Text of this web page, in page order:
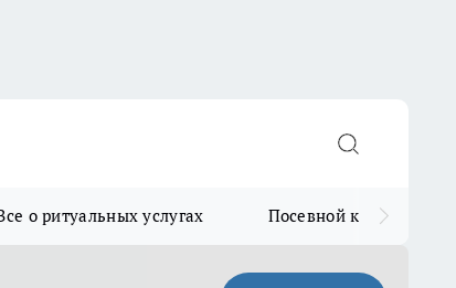
о ритуальных услугах Посевной календарь